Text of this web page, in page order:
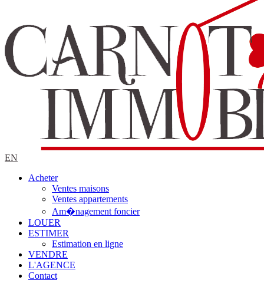
EN
Acheter
Ventes maisons
Ventes appartements
Am�nagement foncier
LOUER
ESTIMER
Estimation en ligne
VENDRE
L'AGENCE
Contact